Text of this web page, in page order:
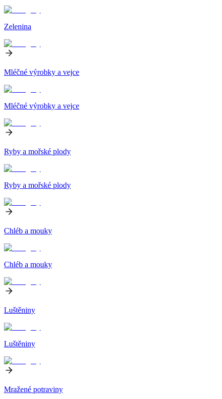
Zelenina
Mléčné výrobky a vejce
Mléčné výrobky a vejce
Ryby a mořské plody
Ryby a mořské plody
Chléb a mouky
Chléb a mouky
Luštěniny
Luštěniny
Mražené potraviny